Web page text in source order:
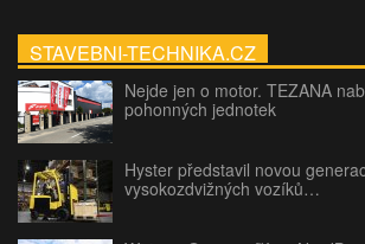
STAVEBNI-TECHNIKA.CZ
Nejde jen o motor. TEZANA
pohonných jednotek
Hyster představil novou
vysokozdvižných vozíků…